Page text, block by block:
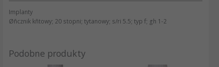
Implanty
Øñcznik kñtowy; 20 stopni; tytanowy; s/ri 5.5; typ f; gh 1-2
Podobne produkty